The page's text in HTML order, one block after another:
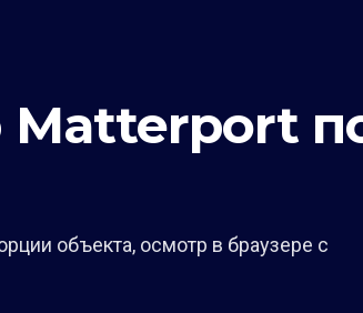
объекта, осмотр в браузере с